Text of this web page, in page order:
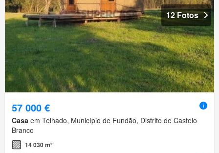
12 Fotos
57 000 €
Casa em Telhado, Município de Fundão, Distrito de Castelo
Branco
14 030 m²